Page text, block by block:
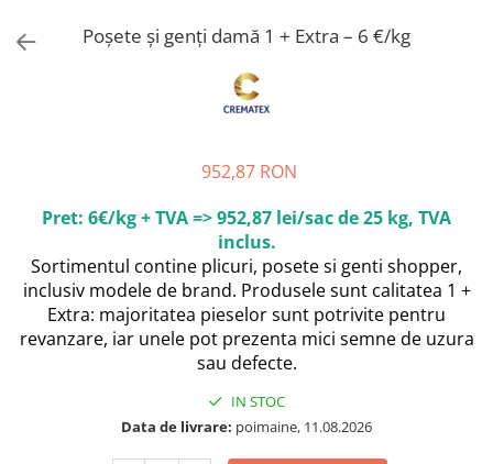
Poșete și genți damă 1 + Extra – 6 €/kg
952,87 RON
Pret: 6€/kg + TVA => 952,87 lei/sac de 25 kg, TVA
inclus.
Sortimentul contine plicuri, posete si genti shopper,
inclusiv modele de brand. Produsele sunt calitatea 1 +
Extra: majoritatea pieselor sunt potrivite pentru
revanzare, iar unele pot prezenta mici semne de uzura
sau defecte.
IN STOC
Data de livrare: poimaine, 11.08.2026